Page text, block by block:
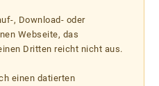
, Download- oder
Webseite, das
Dritten reicht nicht aus.
einen datierten